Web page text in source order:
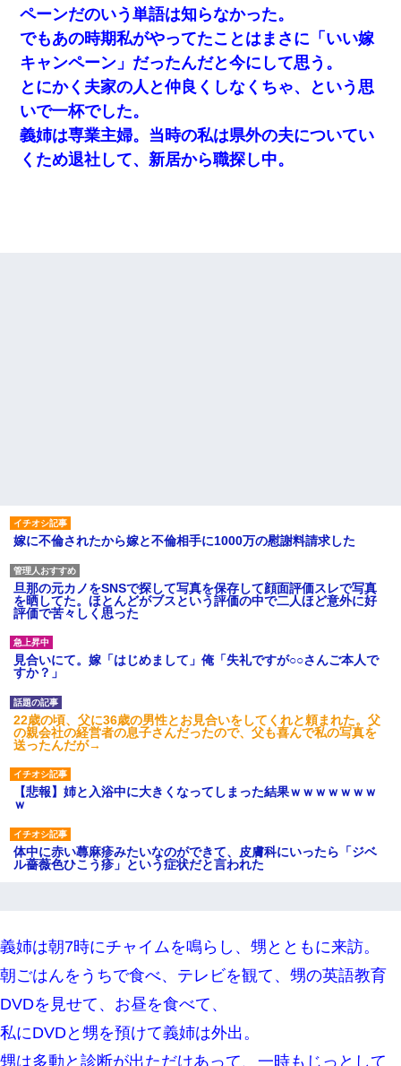
ペーンだのいう単語は知らなかった。
でもあの時期私がやってたことはまさに「いい嫁
キャンペーン」だったんだと今にして思う。
とにかく夫家の人と仲良くしなくちゃ、という思
いで一杯でした。
義姉は専業主婦。当時の私は県外の夫についてい
くため退社して、新居から職探し中。
嫁に不倫されたから嫁と不倫相手に1000万の慰謝料請求した
旦那の元カノをSNSで探して写真を保存して顔面評価スレで写真
を晒してた。ほとんどがブスという評価の中で二人ほど意外に好
評価で苦々しく思った
見合いにて。嫁「はじめまして」俺「失礼ですが○○さんご本人で
すか？」
22歳の頃、父に36歳の男性とお見合いをしてくれと頼まれた。父
の親会社の経営者の息子さんだったので、父も喜んで私の写真を
送ったんだが→
【悲報】姉と入浴中に大きくなってしまった結果ｗｗｗｗｗｗｗ
ｗ
体中に赤い蕁麻疹みたいなのができて、皮膚科にいったら「ジベ
ル薔薇色ひこう疹」という症状だと言われた
→笑いが止まらなくなり・・・
小2の頃、妹と昼寝してたら家が火事になってて気づくと逃げ場が
なかった。妹を抱き締めて「ﾀﾋんじゃうよ」って泣いてたら…
最近うちの庭に知らない男の人がしょっちゅう入ってくる。それ
を職場で愚痴ったら、同僚男性が怒鳴りつけてきた。
義姉は朝7時にチャイムを鳴らし、甥とともに来訪。
朝ごはんをうちで食べ、テレビを観て、甥の英語教育
DVDを見せて、お昼を食べて、
私にDVDと甥を預けて義姉は外出。
甥は多動と診断が出ただけあって、一時もじっとして